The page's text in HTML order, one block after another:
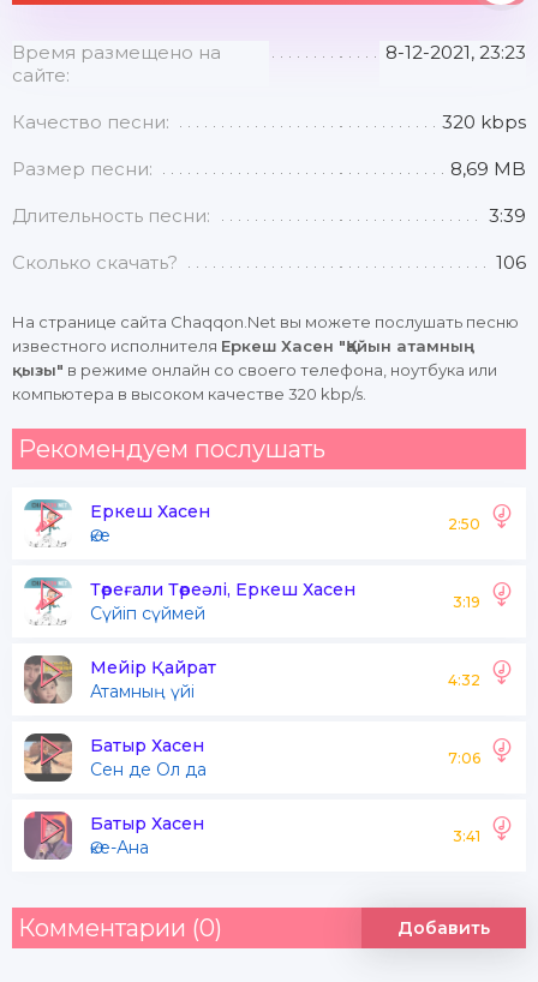
Время размещено на
сайте:
8-12-2021, 23:23
Качество песни: 320 kbps
Размер песни: 8,69 MB
Длительность песни: 3:39
Сколько скачать? 106
На странице сайта Chaqqon.Net вы можете послушать песню
известного исполнителя Еркеш Хасен "Қайын атамның
қызы" в режиме онлайн со своего телефона, ноутбука или
компьютера в высоком качестве 320 kbp/s.
Рекомендуем послушать
Еркеш Хасен
Әке
2:50
Төреғали Төреәлі, Еркеш Хасен
Сүйіп сүймей
3:19
Мейір Қайрат
Атамның үйі
4:32
Батыр Хасен
Сен де Ол да
7:06
Батыр Хасен
Әке-Ана
3:41
Комментарии (0) Добавить